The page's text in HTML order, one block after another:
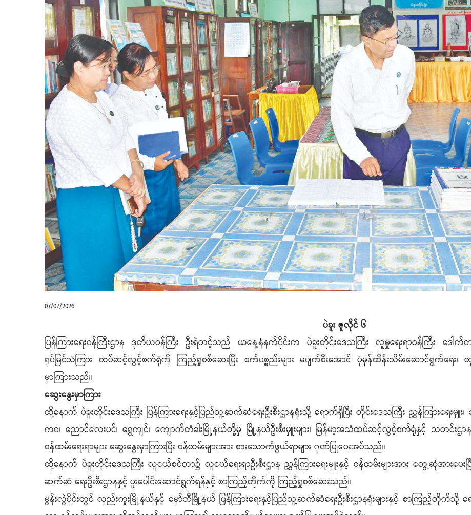
07/07/2026
ပဲခူး ဇူလိုင် ၆
ပြန်ကြားရေးဝန်ကြီးဌာန ဒုတိယဝန်ကြီး ဦးရဲတင့်သည် ယနေ့နံနက်ပိုင်းက ပဲခူးတိုင်းဒေသကြီး လူမှုရေးရာဝန်ကြီး ဒေါ
ရုပ်မြင်သံကြား ထပ်ဆင့်လွှင့်စက်ရုံကို ကြည့်ရှုစစ်ဆေးပြီး စက်ပစ္စည်းများ မပျက်စီးအောင် ပုံမှန်ထိန်းသိမ်းဆောင်ရွက်ရေ
မှာကြားသည်။
ဆွေးနွေးမှာကြား
ထို့နောက် ပဲခူးတိုင်းဒေသကြီး ပြန်ကြားရေးနှင့်ပြည်သူ့ဆက်ဆံရေးဦးစီးဌာနရုံးသို့ ရောက်ရှိပြီး တိုင်းဒေသကြီး ညွှန်ကြားရေးမှူး၊ ခရို
ကဝ၊ ညောင်လေးပင်၊ ရွှေကျင်၊ ကျောက်တံခါးမြို့နယ်တို့မှ မြို့နယ်ဦးစီးမှူးများ၊ မြန်မာ့အသံထပ်ဆင့်လွှင့်စက်ရုံနှင့် သတင်းဌာ
ဝန်ထမ်းရေးရာများ ဆွေးနွေးမှာကြားပြီး ဝန်ထမ်းများအား စားသောက်ဖွယ်ရာများ ဂုဏ်ပြုပေးအပ်သည်။
ထို့နောက် ပဲခူးတိုင်းဒေသကြီး လူငယ်စင်တာ၌ လူငယ်ရေးရာဦးစီးဌာန ညွှန်ကြားရေးမှူးနှင့် ဝန်ထမ်းများအား တွေ့ဆုံအားပေးပြီ
ဆက်ဆံ ရေးဦးစီးဌာနနှင့် ပူးပေါင်းဆောင်ရွက်ရန်နှင့် စာကြည့်တိုက်ကို ကြည့်ရှုစစ်ဆေးသည်။
မွန်းလွဲပိုင်းတွင် လှည်းကူးမြို့နယ်နှင့် မှော်ဘီမြို့နယ် ပြန်ကြားရေးနှင့်ပြည်သူ့ဆက်ဆံရေးဦးစီးဌာနရုံးများနှင့် စာကြည့်တိုက်သို့ ရ